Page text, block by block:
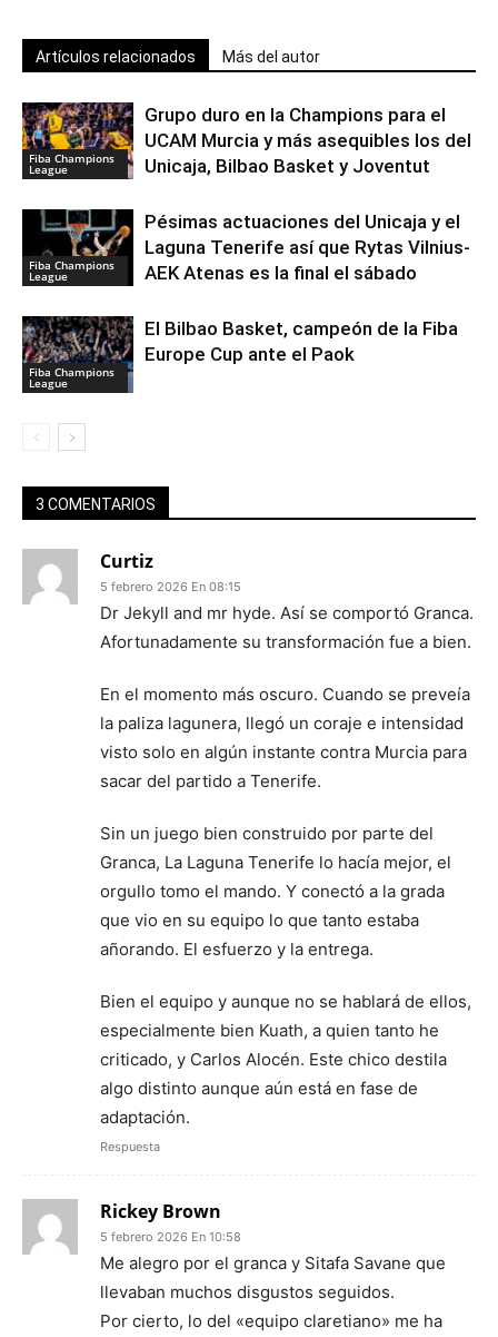
Artículos relacionados Más del autor
Fiba Champions
League
Grupo duro en la Champions para el
UCAM Murcia y más asequibles los del
Unicaja, Bilbao Basket y Joventut
Fiba Champions
League
Pésimas actuaciones del Unicaja y el
Laguna Tenerife así que Rytas Vilnius-
AEK Atenas es la final el sábado
Fiba Champions
League
El Bilbao Basket, campeón de la Fiba
Europe Cup ante el Paok
3 COMENTARIOS
Curtiz
5 febrero 2026 En 08:15
Dr Jekyll and mr hyde. Así se comportó Granca.
Afortunadamente su transformación fue a bien.
En el momento más oscuro. Cuando se preveía
la paliza lagunera, llegó un coraje e intensidad
visto solo en algún instante contra Murcia para
sacar del partido a Tenerife.
Sin un juego bien construido por parte del
Granca, La Laguna Tenerife lo hacía mejor, el
orgullo tomo el mando. Y conectó a la grada
que vio en su equipo lo que tanto estaba
añorando. El esfuerzo y la entrega.
Bien el equipo y aunque no se hablará de ellos,
especialmente bien Kuath, a quien tanto he
criticado, y Carlos Alocén. Este chico destila
algo distinto aunque aún está en fase de
adaptación.
Respuesta
Rickey Brown
5 febrero 2026 En 10:58
Me alegro por el granca y Sitafa Savane que
llevaban muchos disgustos seguidos.
Por cierto, lo del «equipo claretiano» me ha